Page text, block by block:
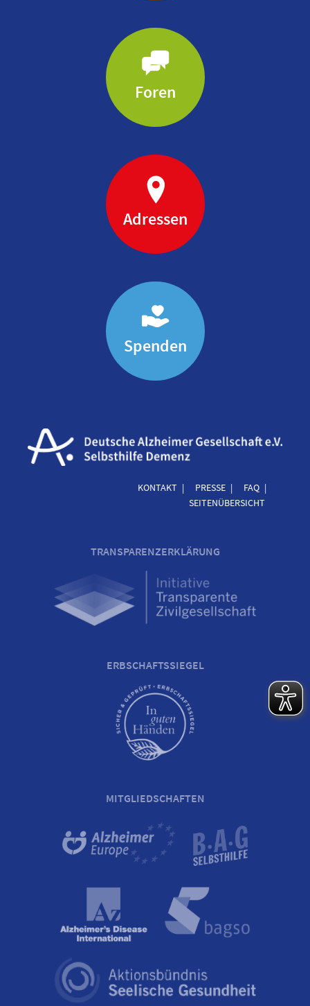
Foren
Adressen
Spenden
KONTAKT PRESSE
FAQ
SEITENÜBERSICHT
TRANSPARENZERKLÄRUNG
ERBSCHAFTSSIEGEL
MITGLIEDSCHAFTEN